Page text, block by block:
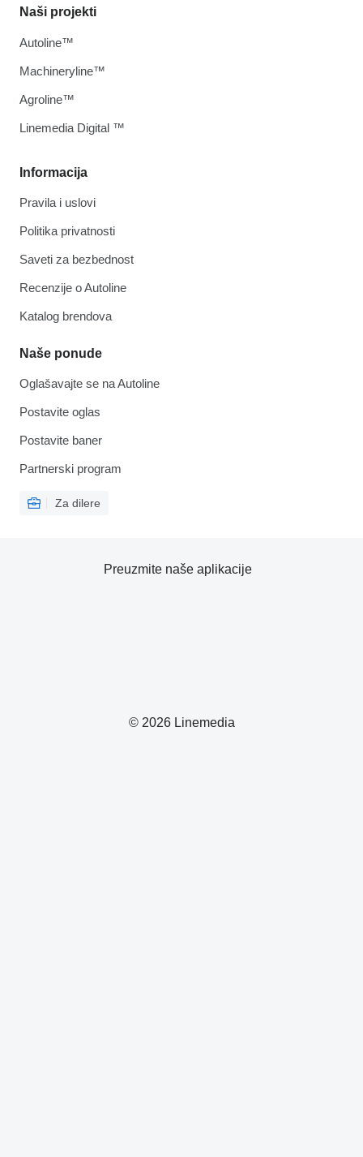
Informacija
Pravila i uslovi
Politika privatnosti
Saveti za bezbednost
Recenzije o Autoline
Katalog brendova
Naše ponude
Oglašavajte se na Autoline
Postavite oglas
Postavite baner
Partnerski program
Za dilere
Naši projekti
Autoline™
Machineryline™
Agroline™
Linemedia Digital ™
© 2026 Linemedia
Preuzmite naše aplikacije